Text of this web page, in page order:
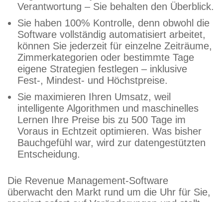
Verantwortung – Sie behalten den Überblick.
Sie haben 100% Kontrolle, denn obwohl die
Software vollständig automatisiert arbeitet,
können Sie jederzeit für einzelne Zeiträume,
Zimmerkategorien oder bestimmte Tage
eigene Strategien festlegen – inklusive
Fest-, Mindest- und Höchstpreise.
Sie maximieren Ihren Umsatz, weil
intelligente Algorithmen und maschinelles
Lernen Ihre Preise bis zu 500 Tage im
Voraus in Echtzeit optimieren. Was bisher
Bauchgefühl war, wird zur datengestützten
Entscheidung.
Die Revenue Management-Software
überwacht den Markt rund um die Uhr für Sie,